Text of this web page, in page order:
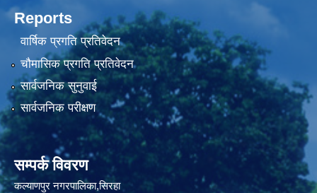
Reports
वार्षिक प्रगति प्रतिवेदन
चौमासिक प्रगति प्रतिवेदन
सार्वजनिक सुनुवाई
सार्वजनिक परीक्षण
सम्पर्क विवरण
कल्याणपुर नगरपालिका,सिरहा